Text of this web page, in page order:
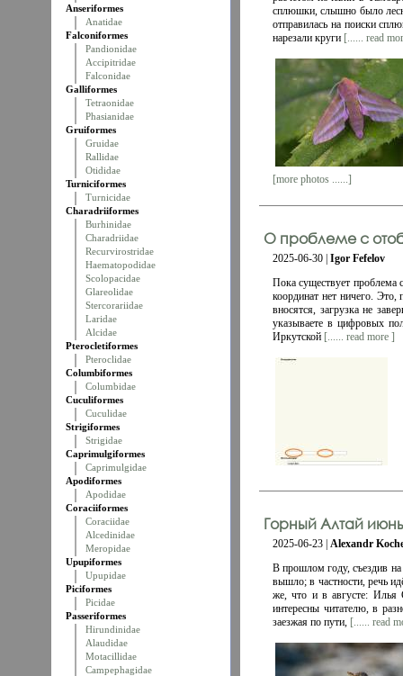
Anseriformes
Anatidae
Falconiformes
Pandionidae
Accipitridae
Falconidae
Galliformes
Tetraonidae
Phasianidae
Gruiformes
Gruidae
Rallidae
Otididae
Turniciformes
Turnicidae
Charadriiformes
Burhinidae
Charadriidae
Recurvirostridae
Haematopodidae
Scolopacidae
Glareolidae
Stercorariidae
Laridae
Alcidae
Pterocletiformes
Pteroclidae
Columbiformes
Columbidae
Cuculiformes
Cuculidae
Strigiformes
Strigidae
Caprimulgiformes
Caprimulgidae
Apodiformes
Apodidae
Coraciiformes
Coraciidae
Alcedinidae
Meropidae
Upupiformes
Upupidae
Piciformes
Picidae
Passeriformes
Hirundinidae
Alaudidae
Motacillidae
Campephagidae
сплюшки, слышно было
отправилась на поиски
нарезали круги [...... read
[more photos ......]
О проблеме с
2025-06-30 | Igor Fefelov
Пока существует проблема
координат нет ничего.
вносятся, загрузка не
указываете в цифровых
Иркутской [...... read more ]
Горный Алтай июнь
2025-06-23 | Alexandr
В прошлом году, съездив на
вышло; в частности, речь
же, что и в августе:
интересны читателю, в
заезжая по пути, [...... read